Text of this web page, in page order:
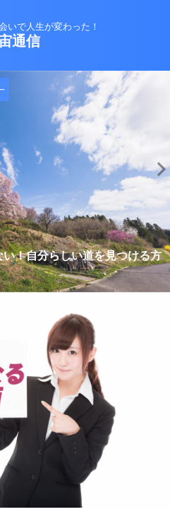
いで人生が変わった！
通信
かな癒し
！自分らしい道を見つける方
いるあなたへ。実際に使って
ハマりしていました〜
子波動調整器）のせいなの？
）量子波動調整器について
解雇に思う